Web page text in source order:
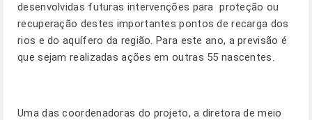
desenvolvidas futuras intervenções para proteção ou
recuperação destes importantes pontos de recarga dos
rios e do aquífero da região. Para este ano, a previsão é
que sejam realizadas ações em outras 55 nascentes.
Uma das coordenadoras do projeto, a diretora de meio